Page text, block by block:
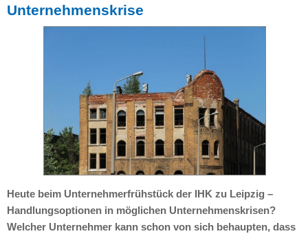
Unternehmenskrise
Heute beim Unternehmerfrühstück der IHK zu Leipzig –
Handlungsoptionen in möglichen Unternehmenskrisen?
Welcher Unternehmer kann schon von sich behaupten, dass